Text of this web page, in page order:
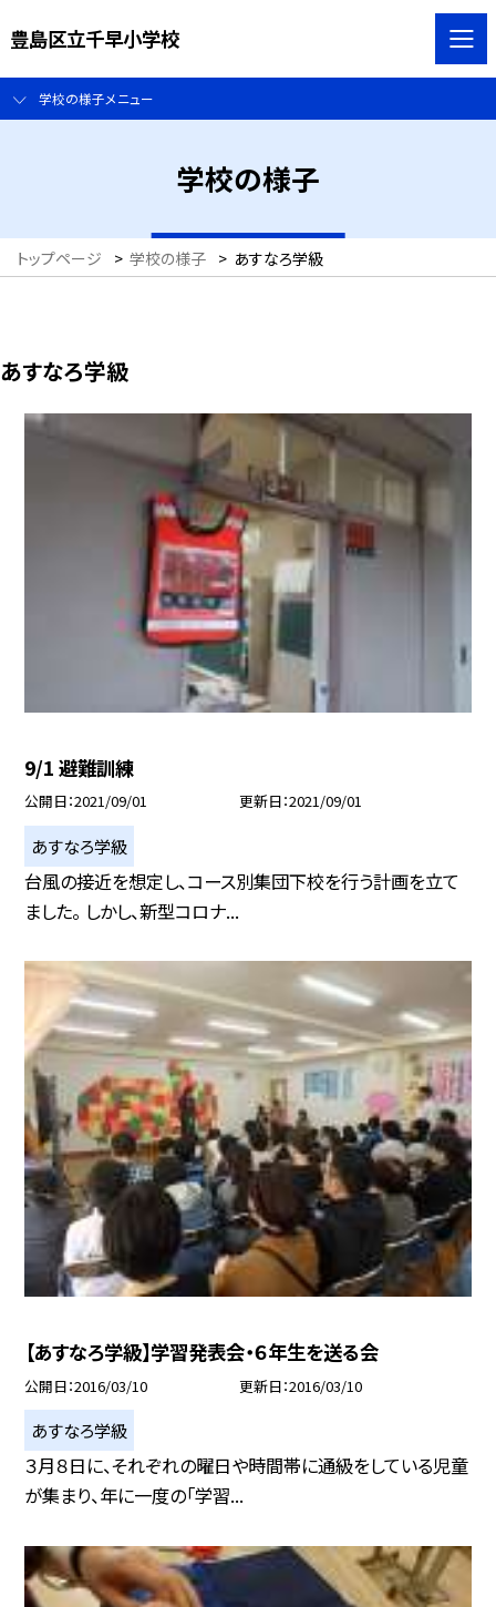
豊島区立千早小学校
学校の様子メニュー
学校の様子
トップページ > 学校の様子 > あすなろ学級
あすなろ学級
9/1 避難訓練
公開日 2021/09/01 更新日 2021/09/01
あすなろ学級
台風の接近を想定し、コース別集団下校を行う計画を立て
ました。 しかし、新型コロナ...
【あすなろ学級】学習発表会・６年生を送る会
公開日 2016/03/10 更新日 2016/03/10
あすなろ学級
３月８日に、それぞれの曜日や時間帯に通級をしている児童
が集まり、年に一度の「学習...